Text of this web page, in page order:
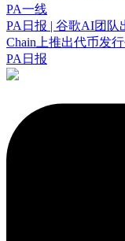
PA一线
PA日报 | 谷歌AI团队
Chain上推出代币发
PA日报